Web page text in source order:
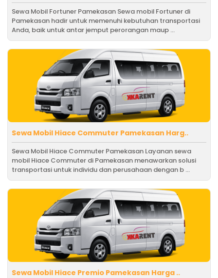
Sewa Mobil Fortuner Pamekasan Sewa mobil Fortuner di
Pamekasan hadir untuk memenuhi kebutuhan transportasi
Anda, baik untuk antar jemput perorangan maup ...
Sewa Mobil Hiace Commuter Pamekasan Harg..
Sewa Mobil Hiace Commuter Pamekasan Layanan sewa
mobil Hiace Commuter di Pamekasan menawarkan solusi
transportasi untuk individu dan perusahaan dengan b ...
Sewa Mobil Hiace Premio Pamekasan Harga ..